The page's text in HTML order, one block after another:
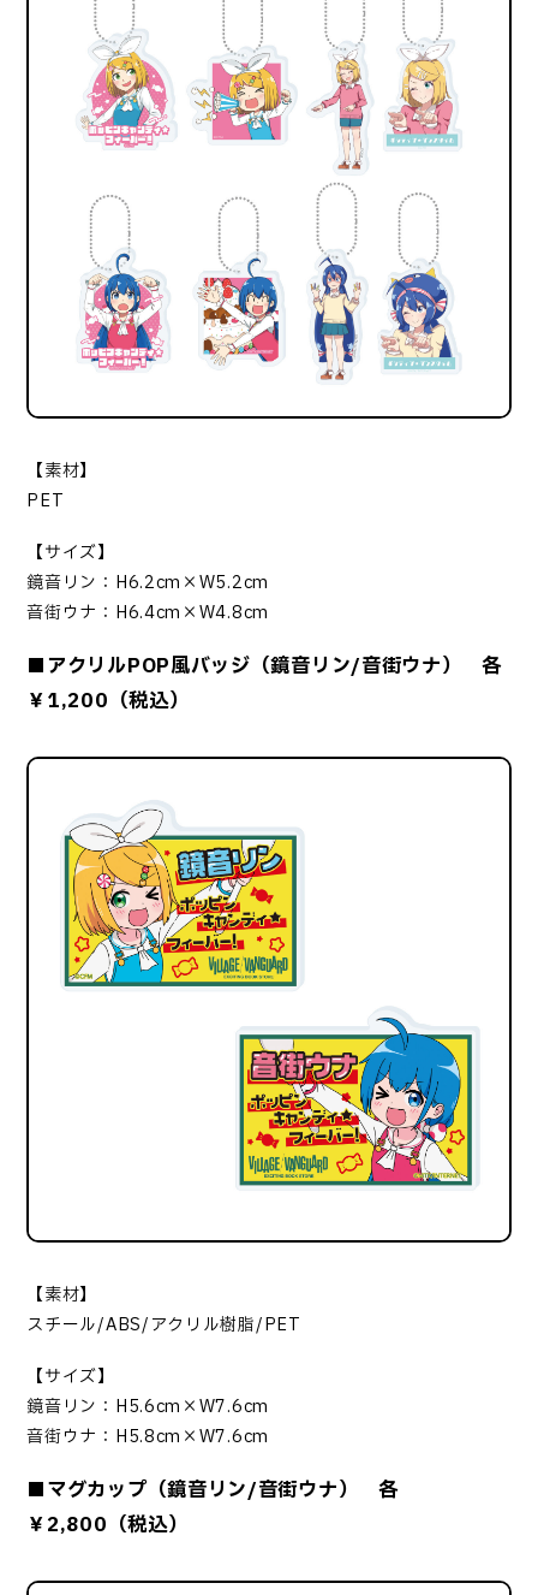
【素材】
PET
【サイズ】
鏡音リン：H6.2cm×W5.2cm
音街ウナ：H6.4cm×W4.8cm
■アクリルPOP風バッジ（鏡音リン/音街ウナ） 各
￥1,200（税込）
【素材】
スチール/ABS/アクリル樹脂/PET
【サイズ】
鏡音リン：H5.6cm×W7.6cm
音街ウナ：H5.8cm×W7.6cm
■マグカップ（鏡音リン/音街ウナ） 各
￥2,800（税込）